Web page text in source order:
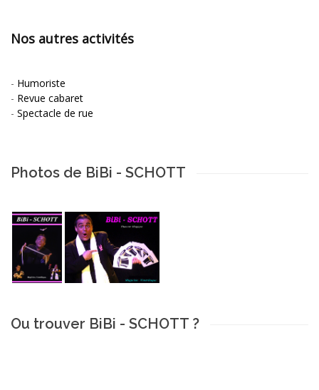
Nos autres activités
- Humoriste
- Revue cabaret
- Spectacle de rue
Photos de BiBi - SCHOTT
Ou trouver BiBi - SCHOTT ?